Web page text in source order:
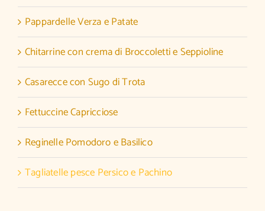
Pappardelle Verza e Patate
Chitarrine con crema di Broccoletti e Seppioline
Casarecce con Sugo di Trota
Fettuccine Capricciose
Reginelle Pomodoro e Basilico
Tagliatelle pesce Persico e Pachino